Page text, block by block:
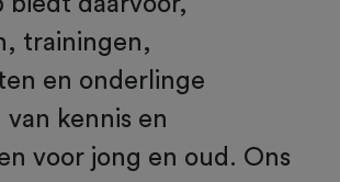
trainingen,
en onderlinge
kennis en
voor jong en oud. Ons